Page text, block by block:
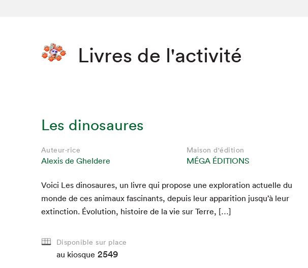
Livres de l'activité
Les dinosaures
Auteur·rice
Alexis de Gheldere
Maison d'édition
MÉGA ÉDITIONS
Voici Les dinosaures, un livre qui pro­pose une explo­ration actuelle du
monde de ces ani­maux fasci­nants, depuis leur appari­tion jusqu’à leur
extinc­tion. Évo­lu­tion, his­toire de la vie sur Terre, […]
Disponible sur place
au kiosque 2549